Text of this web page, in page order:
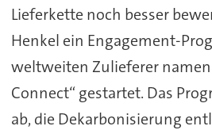
Lieferkette noch besser
Henkel ein Engagement-
weltweiten Zulieferer
Connect“ gestartet. Das
ab, die Dekarbonisierung